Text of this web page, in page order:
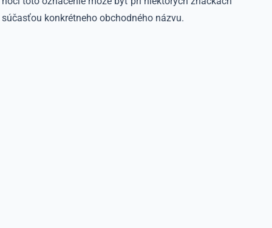
súčasťou konkrétneho obchodného názvu.